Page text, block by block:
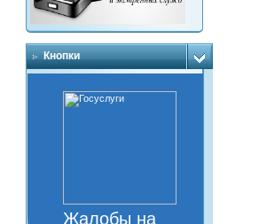
Кнопки
Жалобы на